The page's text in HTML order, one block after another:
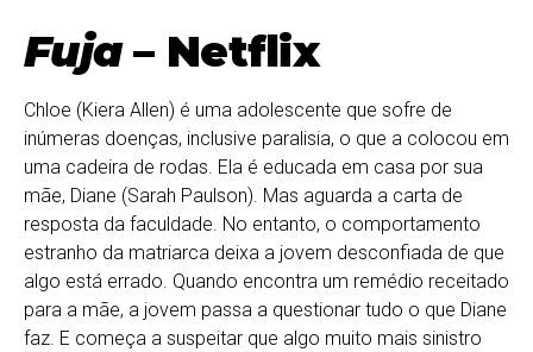
Fuja– Netflix
Chloe (Kiera Allen) é uma adolescente que sofre de
inúmeras doenças, inclusive paralisia, o que a colocou em
uma cadeira de rodas. Ela é educada em casa por sua
mãe, Diane (Sarah Paulson). Mas aguarda a carta de
resposta da faculdade. No entanto, o comportamento
estranho da matriarca deixa a jovem desconfiada de que
algo está errado. Quando encontra um remédio receitado
para a mãe, a jovem passa a questionar tudo o que Diane
faz. E começa a suspeitar que algo muito mais sinistro